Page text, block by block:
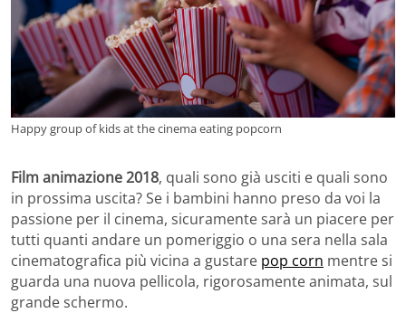
Happy group of kids at the cinema eating popcorn
Film animazione 2018, quali sono già usciti e quali sono
in prossima uscita? Se i bambini hanno preso da voi la
passione per il cinema, sicuramente sarà un piacere per
tutti quanti andare un pomeriggio o una sera nella sala
cinematografica più vicina a gustare pop corn mentre si
guarda una nuova pellicola, rigorosamente animata, sul
grande schermo.